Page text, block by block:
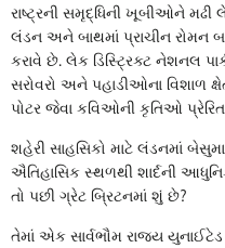
રાષ્ટ્રની સમૃદ્ધિની ખૂબીઓને મઢી
લંડન અને બાથમાં પ્રાચીન રોમન
કરાવે છે. લેક ડિસ્ટ્રિક્ટ નેશનલ
સરોવરો અને પહાડીઓના વિશાળ
પોટર જેવા કવિઓની કૃતિઓ પ્રેરિત
શહેરી સાહસિકો માટે લંડનમાં
ઐતિહાસિક સ્થળથી શાર્દની
તો પછી ગ્રેટ બ્રિટનમાં શું છે?
તેમાં એક સાર્વભૌમ રાજ્ય